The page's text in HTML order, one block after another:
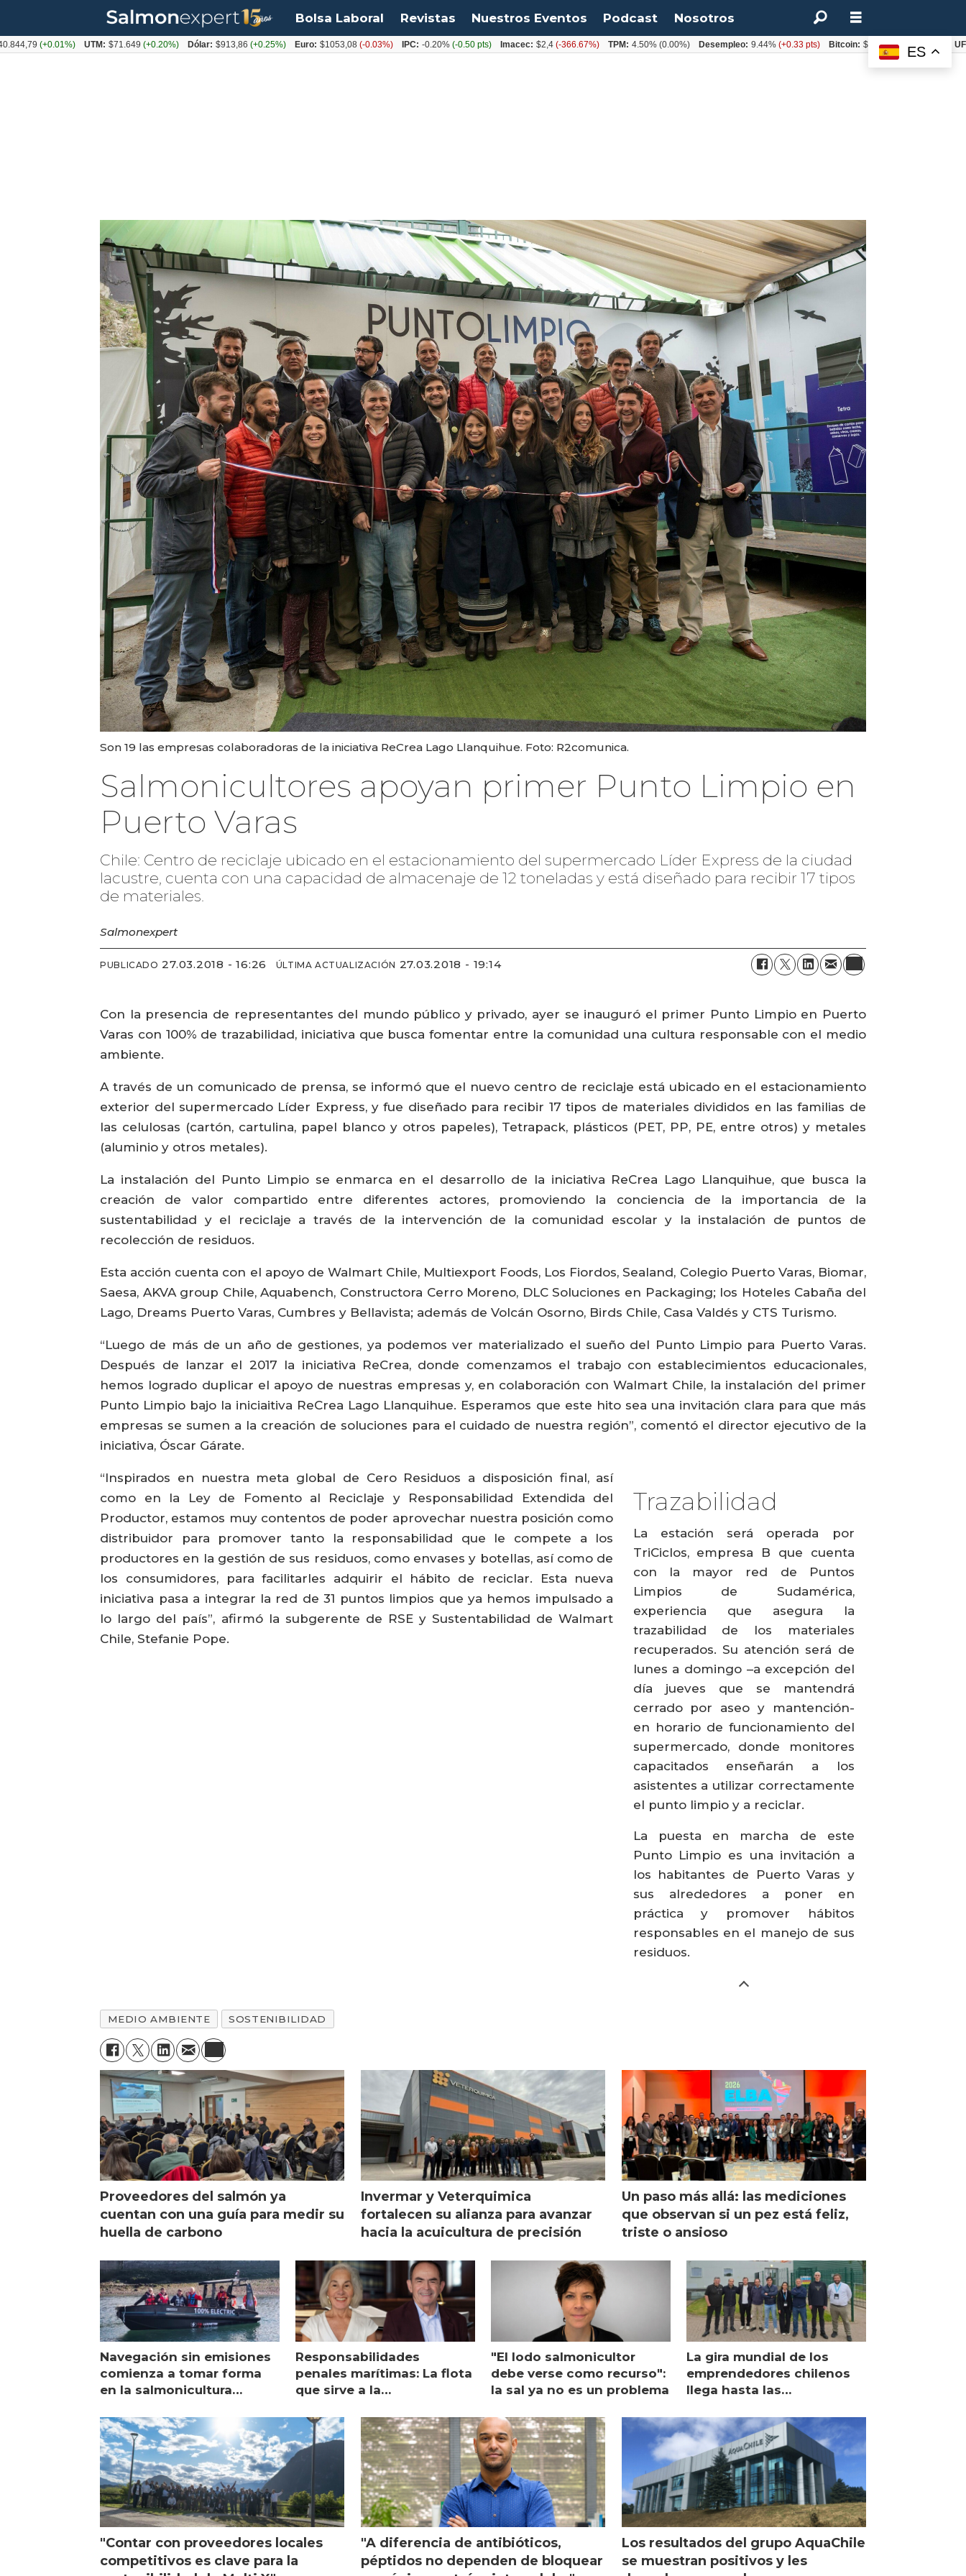
Bolsa Laboral Revistas Nuestros Eventos Podcast Nosotros
Son 19 las empresas colaboradoras de la iniciativa ReCrea Lago Llanquihue. Foto: R2comunica.
Salmonicultores apoyan primer Punto Limpio en
Puerto Varas
Chile: Centro de reciclaje ubicado en el estacionamiento del supermercado Líder Express de la ciudad
lacustre, cuenta con una capacidad de almacenaje de 12 toneladas y está diseñado para recibir 17 tipos
de materiales.
Salmonexpert
PUBLICADO 27.03.2018 - 16:26 ÚLTIMA ACTUALIZACIÓN 27.03.2018 - 19:14
Con la presencia de representantes del mundo público y privado, ayer se inauguró el primer Punto Limpio en Puerto
Varas con 100% de trazabilidad, iniciativa que busca fomentar entre la comunidad una cultura responsable con el medio
ambiente.
A través de un comunicado de prensa, se informó que el nuevo centro de reciclaje está ubicado en el estacionamiento
exterior del supermercado Líder Express, y fue diseñado para recibir 17 tipos de materiales divididos en las familias de
las celulosas (cartón, cartulina, papel blanco y otros papeles), Tetrapack, plásticos (PET, PP, PE, entre otros) y metales
(aluminio y otros metales).
La instalación del Punto Limpio se enmarca en el desarrollo de la iniciativa ReCrea Lago Llanquihue, que busca la
creación de valor compartido entre diferentes actores, promoviendo la conciencia de la importancia de la
sustentabilidad y el reciclaje a través de la intervención de la comunidad escolar y la instalación de puntos de
recolección de residuos.
Esta acción cuenta con el apoyo de Walmart Chile, Multiexport Foods, Los Fiordos, Sealand, Colegio Puerto Varas, Biomar,
Saesa, AKVA group Chile, Aquabench, Constructora Cerro Moreno, DLC Soluciones en Packaging; los Hoteles Cabaña del
Lago, Dreams Puerto Varas, Cumbres y Bellavista; además de Volcán Osorno, Birds Chile, Casa Valdés y CTS Turismo.
“Luego de más de un año de gestiones, ya podemos ver materializado el sueño del Punto Limpio para Puerto Varas.
Después de lanzar el 2017 la iniciativa ReCrea, donde comenzamos el trabajo con establecimientos educacionales,
hemos logrado duplicar el apoyo de nuestras empresas y, en colaboración con Walmart Chile, la instalación del primer
Punto Limpio bajo la iniciaitiva ReCrea Lago Llanquihue. Esperamos que este hito sea una invitación clara para que más
empresas se sumen a la creación de soluciones para el cuidado de nuestra región”, comentó el director ejecutivo de la
iniciativa, Óscar Gárate.
Trazabilidad
La estación será operada por
TriCiclos, empresa B que cuenta
con la mayor red de Puntos
Limpios de Sudamérica,
experiencia que asegura la
trazabilidad de los materiales
recuperados. Su atención será de
lunes a domingo –a excepción del
día jueves que se mantendrá
cerrado por aseo y mantención-
en horario de funcionamiento del
supermercado, donde monitores
capacitados enseñarán a los
asistentes a utilizar correctamente
el punto limpio y a reciclar.
La puesta en marcha de este
Punto Limpio es una invitación a
los habitantes de Puerto Varas y
sus alrededores a poner en
práctica y promover hábitos
responsables en el manejo de sus
residuos.
“Inspirados en nuestra meta global de Cero Residuos a disposición final, así
como en la Ley de Fomento al Reciclaje y Responsabilidad Extendida del
Productor, estamos muy contentos de poder aprovechar nuestra posición como
distribuidor para promover tanto la responsabilidad que le compete a los
productores en la gestión de sus residuos, como envases y botellas, así como de
los consumidores, para facilitarles adquirir el hábito de reciclar. Esta nueva
iniciativa pasa a integrar la red de 31 puntos limpios que ya hemos impulsado a
lo largo del país”, afirmó la subgerente de RSE y Sustentabilidad de Walmart
Chile, Stefanie Pope.
MEDIO AMBIENTE SOSTENIBILIDAD
Proveedores del salmón ya
cuentan con una guía para medir su
huella de carbono
Invermar y Veterquimica
fortalecen su alianza para avanzar
hacia la acuicultura de precisión
Un paso más allá: las mediciones
que observan si un pez está feliz,
triste o ansioso
Navegación sin emisiones
comienza a tomar forma
en la salmonicultura
Responsabilidades
penales marítimas: La flota
que sirve a la
visión
"El lodo salmonicultor
debe verse como recurso":
la sal ya no es un problema
La gira mundial de los
emprendedores chilenos
llega hasta las
Escocia
"Contar con proveedores locales
competitivos es clave para la
"A diferencia de antibióticos,
péptidos no dependen de bloquear
Los resultados del grupo AquaChile
se muestran positivos y les
ES
(+0.01%) UTM: $71.649(+0.20%) Dólar: $913,86(+0.25%) Euro: $1053,08(-0.03%) IPC: -0.20% (-0.50 pts) Imacec: $2,4(-366.67%) TPM: 4.50%(0.00%) Desempleo: 9.44%(+0.33 pts) Bitcoin: $64.600,08 (+2.93%)